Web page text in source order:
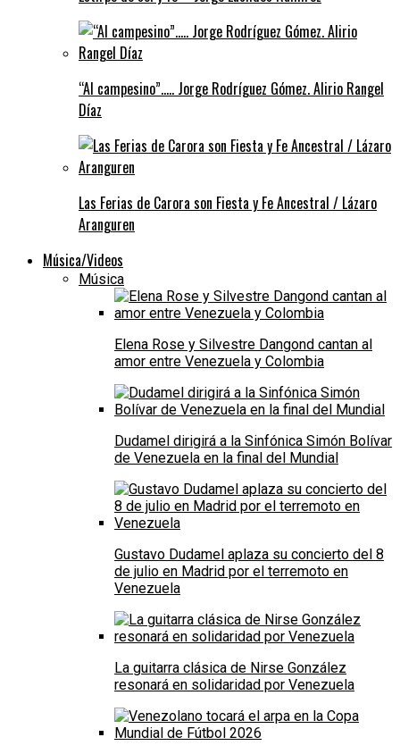
“Al campesino”….. Jorge Rodríguez Gómez. Alirio Rangel
Díaz
Las Ferias de Carora son Fiesta y Fe Ancestral / Lázaro
Aranguren
Música/Videos
Música
Elena Rose y Silvestre Dangond cantan al
amor entre Venezuela y Colombia
Dudamel dirigirá a la Sinfónica Simón Bolívar
de Venezuela en la final del Mundial
Gustavo Dudamel aplaza su concierto del 8
de julio en Madrid por el terremoto en
Venezuela
La guitarra clásica de Nirse González
resonará en solidaridad por Venezuela